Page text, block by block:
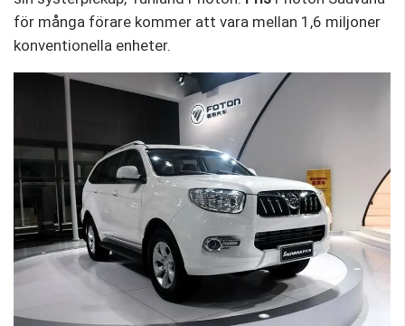
för många förare kommer att vara mellan 1,6 miljoner
konventionella enheter.